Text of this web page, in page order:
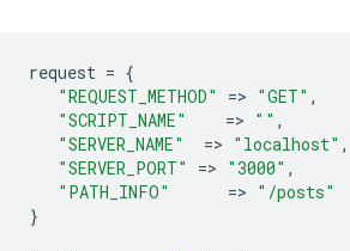
request = {
"REQUEST_METHOD"
=> "GET" ,
"SCRIPT_NAME"
=> "" ,
"SERVER_NAME"
=> "localhost" ,
"SERVER_PORT"
=> "3000" ,
"PATH_INFO"
=> "/posts"
}